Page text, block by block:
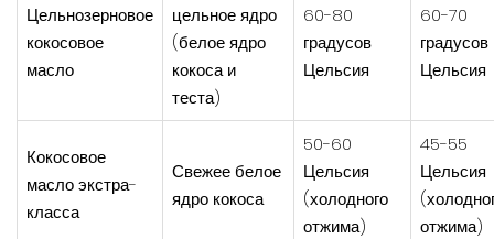
Цельнозерновое
кокосовое
масло
цельное ядро ​​
(белое ядро ​​
кокоса и
теста)
60-80
градусов
Цельсия
60-70
градусов
Цельсия
Кокосовое
масло экстра-
класса
Свежее белое
ядро ​​кокоса
50-60
Цельсия
(холодного
отжима)
45-55
Цельсия
отжима)